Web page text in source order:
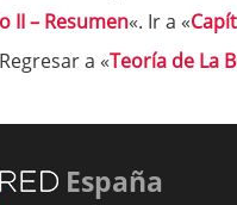
II – Resumen«. Ir a «
Regresar a «Teoría de La
España